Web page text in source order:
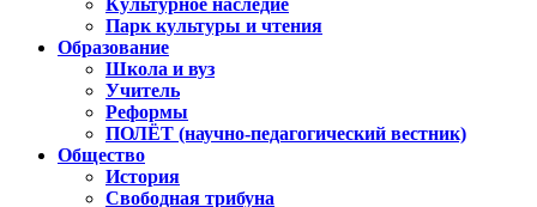
Культурное наследие
Парк культуры и чтения
Образование
Школа и вуз
Учитель
Реформы
ПОЛЁТ (научно-педагогический вестник)
Общество
История
Свободная трибуна